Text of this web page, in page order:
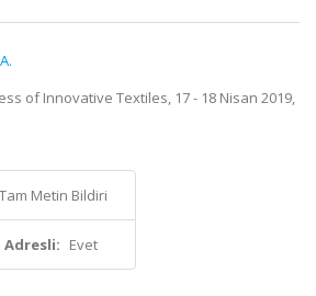
of Innovative Textiles, 17 - 18 Nisan 2019,
Metin Bildiri
Adresli: Evet